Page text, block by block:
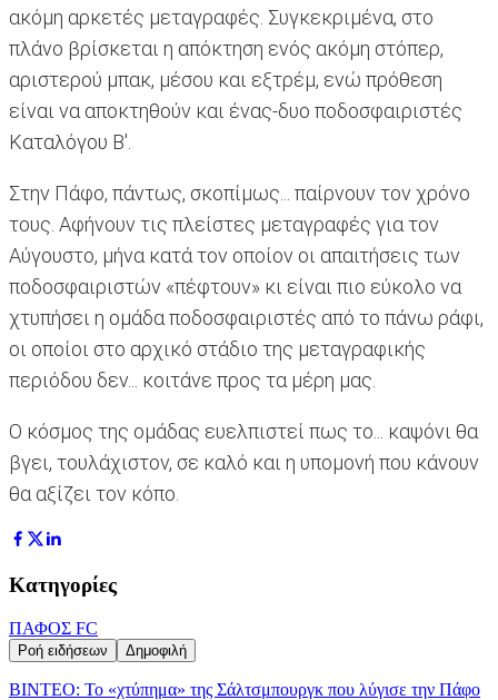
ακόμη αρκετές μεταγραφές. Συγκεκριμένα, στο
πλάνο βρίσκεται η απόκτηση ενός ακόμη στόπερ,
αριστερού μπακ, μέσου και εξτρέμ, ενώ πρόθεση
είναι να αποκτηθούν και ένας-δυο ποδοσφαιριστές
Καταλόγου Β'.
Στην Πάφο, πάντως, σκοπίμως... παίρνουν τον χρόνο
τους. Αφήνουν τις πλείστες μεταγραφές για τον
Αύγουστο, μήνα κατά τον οποίον οι απαιτήσεις των
ποδοσφαιριστών «πέφτουν» κι είναι πιο εύκολο να
χτυπήσει η ομάδα ποδοσφαιριστές από το πάνω ράφι,
οι οποίοι στο αρχικό στάδιο της μεταγραφικής
περιόδου δεν... κοιτάνε προς τα μέρη μας.
Ο κόσμος της ομάδας ευελπιστεί πως το... καψόνι θα
βγει, τουλάχιστον, σε καλό και η υπομονή που κάνουν
θα αξίζει τον κόπο.
Κατηγορίες
ΠΑΦΟΣ FC
Ροή ειδήσεων Δημοφιλή
ΒΙΝΤΕΟ: Το «χτύπημα» της Σάλτσμπουργκ που λύγισε την Πάφο